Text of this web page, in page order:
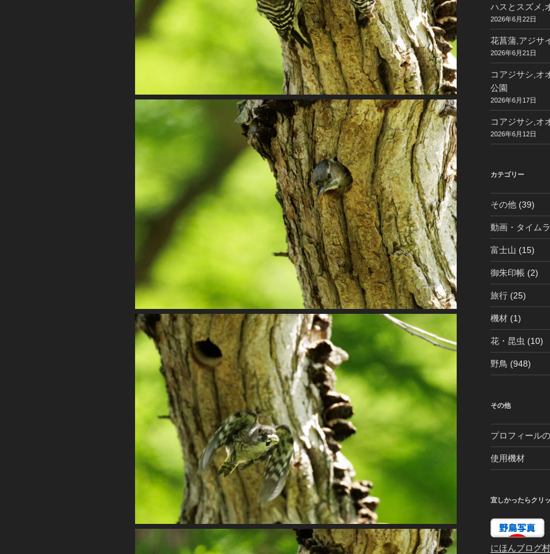
ハスとスズメ,
2026年6月22日
花菖蒲,アジサ
2026年6月21日
コアジサシ,オ
公園
2026年6月17日
コアジサシ,オ
2026年6月12日
カテゴリー
その他(39)
動画・タイム
富士山 (15)
御朱印帳(2)
旅行(25)
機材(1)
花・昆虫 (10)
野鳥 (948)
その他
プロフィール
使用機材
宜しかったらクリ
にほんブログ村